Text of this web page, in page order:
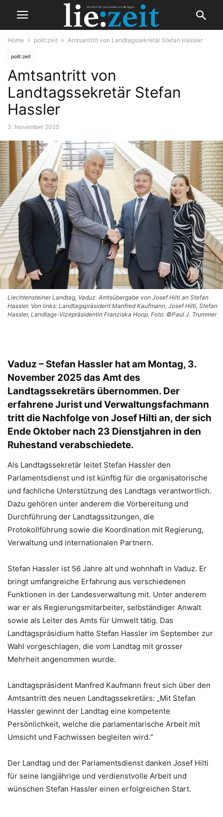
Home polit:zeit Amtsantritt von Landtagssekretär Stefan Hassler
polit:zeit
Amtsantritt von
Landtagssekretär Stefan
Hassler
3. November 2025
Liechtensteiner Landtag, Vaduz. Amtsübergabe von Josef Hilti an Stefan
Hassler. Von links: Landtagspräsident Manfred Kaufmann, Josef Hilti, Stefan
Hassler, Landtags-Vizepräsidentin Franziska Hoop. Foto: ©Paul J. Trummer
Vaduz – Stefan Hassler hat am Montag, 3.
November 2025 das Amt des
Landtagssekretärs übernommen. Der
erfahrene Jurist und Verwaltungsfachmann
tritt die Nachfolge von Josef Hilti an, der sich
Ende Oktober nach 23 Dienstjahren in den
Ruhestand verabschiedete.
Als Landtagssekretär leitet Stefan Hassler den
Parlamentsdienst und ist künftig für die organisatorische
und fachliche Unterstützung des Landtags verantwortlich.
Dazu gehören unter anderem die Vorbereitung und
Durchführung der Landtagssitzungen, die
Protokollführung sowie die Koordination mit Regierung,
Verwaltung und internationalen Partnern.
Stefan Hassler ist 56 Jahre alt und wohnhaft in Vaduz. Er
bringt umfangreiche Erfahrung aus verschiedenen
Funktionen in der Landesverwaltung mit. Unter anderem
war er als Regierungsmitarbeiter, selbständiger Anwalt
sowie als Leiter des Amts für Umwelt tätig. Das
Landtagspräsidium hatte Stefan Hassler im September zur
Wahl vorgeschlagen, die vom Landtag mit grosser
Mehrheit angenommen wurde.
Landtagspräsident Manfred Kaufmann freut sich über den
Amtsantritt des neuen Landtagssekretärs: „Mit Stefan
Hassler gewinnt der Landtag eine kompetente
Persönlichkeit, welche die parlamentarische Arbeit mit
Umsicht und Fachwissen begleiten wird.“
Der Landtag und der Parlamentsdienst danken Josef Hilti
für seine langjährige und verdienstvolle Arbeit und
wünschen Stefan Hassler einen erfolgreichen Start.